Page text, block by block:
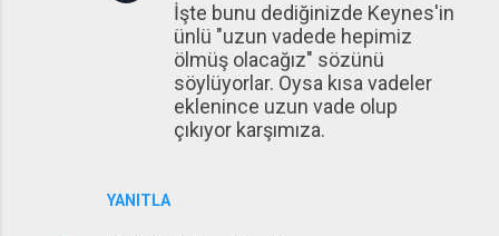
YANITLA
İşte bunu dediğinizde Keynes'in
ünlü "uzun vadede hepimiz
ölmüş olacağız" sözünü
söylüyorlar. Oysa kısa vadeler
eklenince uzun vade olup
çıkıyor karşımıza.